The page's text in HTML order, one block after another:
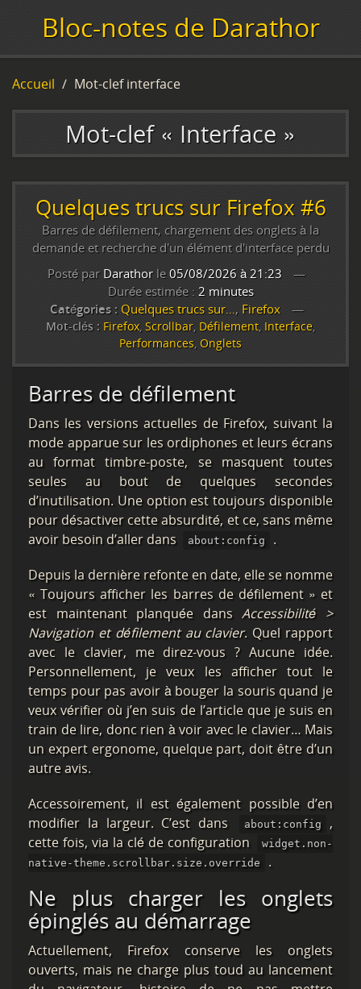
Bloc-notes de Darathor
Accueil Mot-clef interface
Mot-clef « Interface »
Quelques trucs sur Firefox #6
Barres de défilement, chargement des onglets à la
demande et recherche d'un élément d'interface perdu
Posté par Darathorle05/08/2026 à 21:23
Durée estimée : 2 minutes
Catégories : Quelques trucs sur…, Firefox
Mot-clés : Firefox, Scrollbar, Défilement, Interface,
Performances, Onglets
Barres de défilement
Dans les versions actuelles de Firefox, suivant la
mode apparue sur les ordiphones et leurs écrans
au format timbre-poste, se masquent toutes
seules au bout de quelques secondes
d’inutilisation. Une option est toujours disponible
pour désactiver cette absurdité, et ce, sans même
avoir besoin d’aller dans
about:config
.
Depuis la dernière refonte en date, elle se nomme
« Toujours afficher les barres de défilement » et
est maintenant planquée dansAccessibilité >
Navigation et défilement au clavier. Quel rapport
avec le clavier, me direz-vous ? Aucune idée.
Personnellement, je veux les afficher tout le
temps pour pas avoir à bouger la souris quand je
veux vérifier où j’en suis de l’article que je suis en
train de lire, donc rien à voir avec le clavier… Mais
un expert ergonome, quelque part, doit être d’un
autre avis.
Accessoirement, il est également possible d’en
modifier la largeur. C’est dans
about:config
,
cette fois, via la clé de configuration
widget.non-
native-theme.scrollbar.size.override
.
Ne plus charger les onglets
épinglés au démarrage
Actuellement, Firefox conserve les onglets
ouverts, mais ne charge plus toud au lancement